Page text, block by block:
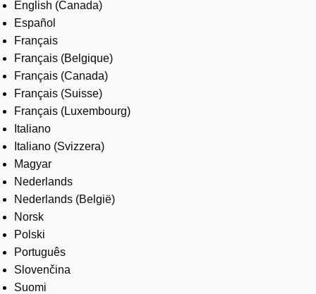
English (Canada)
Español
Français
Français (Belgique)
Français (Canada)
Français (Suisse)
Français (Luxembourg)
Italiano
Italiano (Svizzera)
Magyar
Nederlands
Nederlands (België)
Norsk
Polski
Português
Slovenčina
Suomi